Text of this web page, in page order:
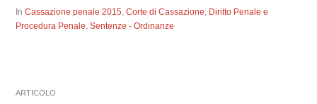
InCassazione penale 2015,Corte di Cassazione, Diritto Penale e
Procedura Penale,Sentenze - Ordinanze
ARTICOLO